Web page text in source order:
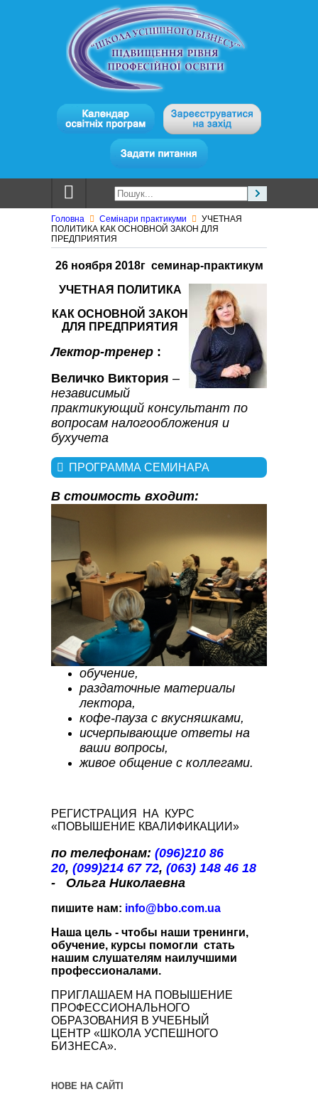
Головна Семінари практикуми
УЧЕТНАЯ
ПОЛИТИКА КАК ОСНОВНОЙ ЗАКОН ДЛЯ
ПРЕДПРИЯТИЯ
26 ноября 2018г семинар-практикум
УЧЕТНАЯ ПОЛИТИКА
КАК ОСНОВНОЙ ЗАКОН
ДЛЯ ПРЕДПРИЯТИЯ
Лектор-тренер :
Величко Виктория –
независимый
практикующий консультант по
вопросам налогообложения и
бухучета
ПРОГРАММА СЕМИНАРА
В стоимость входит:
обучение,
раздаточные материалы
лектора,
кофе-пауза с вкусняшками,
исчерпывающие ответы на
ваши вопросы,
живое общение с коллегами.
РЕГИСТРАЦИЯ НА КУРС
«ПОВЫШЕНИЕ КВАЛИФИКАЦИИ»
по телефонам: (096)210 86
20, (099)214 67 72, (063) 148 46 18
- Ольга Николаевна
пишите нам: info@bbo.com.ua
Наша цель - чтобы наши тренинги,
обучение, курсы помогли стать
нашим слушателям наилучшими
профессионалами.
ПРИГЛАШАЕМ НА ПОВЫШЕНИЕ
ПРОФЕССИОНАЛЬНОГО
ОБРАЗОВАНИЯ В УЧЕБНЫЙ
ЦЕНТР «ШКОЛА УСПЕШНОГО
БИЗНЕСА».
НОВЕ НА САЙТІ